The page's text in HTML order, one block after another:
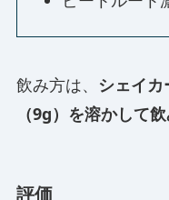
飲み方は、 シェイ
（9g）を溶かして
評価